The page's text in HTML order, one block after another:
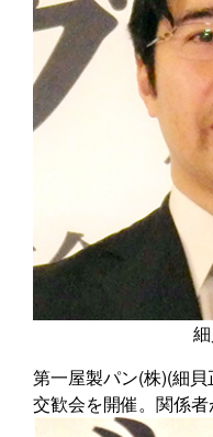
第一屋製パン(株)(細
交歓会を開催。関係者